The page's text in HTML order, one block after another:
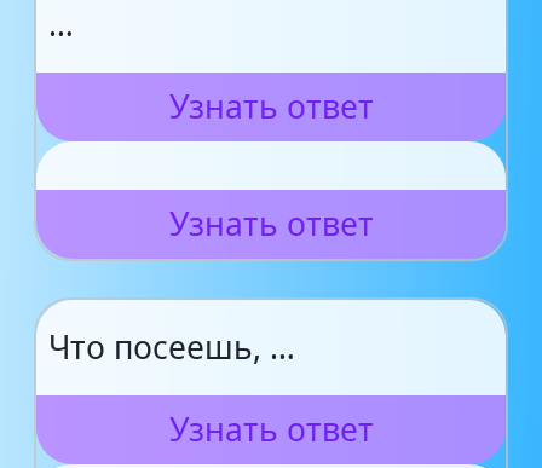
…
Узнать ответ
Узнать ответ
Что посеешь, …
Узнать ответ